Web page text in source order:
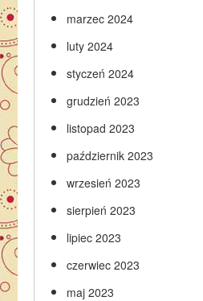
marzec 2024
luty 2024
styczeń 2024
grudzień 2023
listopad 2023
październik 2023
wrzesień 2023
sierpień 2023
lipiec 2023
czerwiec 2023
maj 2023